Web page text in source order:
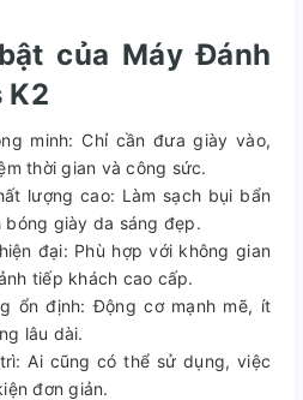
của Máy Đánh
K2
minh: Chỉ cần đưa giày vào,
thời gian và công sức.
lượng cao: Làm sạch bụi bẩn
bóng giày da sáng đẹp.
đại: Phù hợp với không gian
tiếp khách cao cấp.
ổn định: Động cơ mạnh mẽ, ít
lâu dài.
Ai cũng có thể sử dụng, việc
đơn giản.